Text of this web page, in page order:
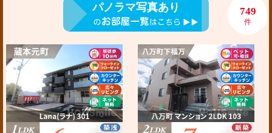
パノラマ写真あり 749
件